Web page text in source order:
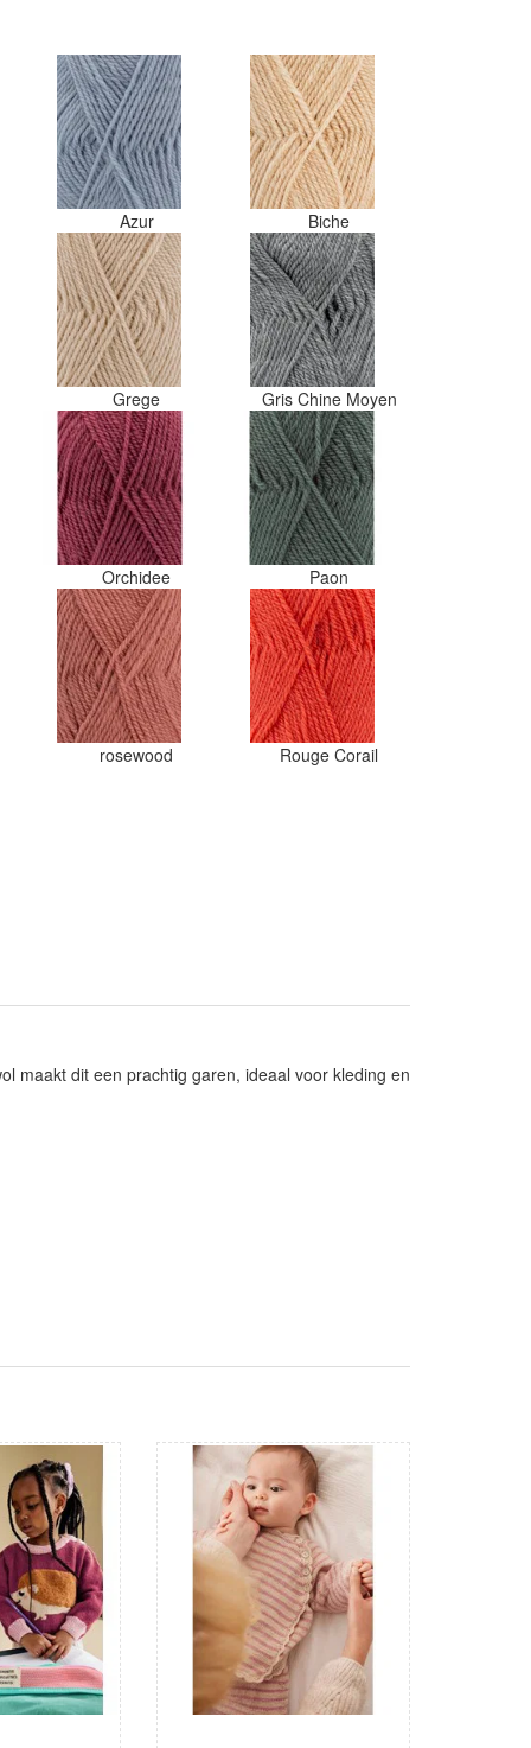
gedaan. Misschien een tip om
kleuren apart in te pakken met
een sticker welke kleur het is?
Desondanks zou ik deze shop
zeker wel aanbevelen wat
de viltwol. Goede prijs/kwaliteit
verhouding.
Azur Biche
Grege Gris Chine Moyen
Orchidee Paon
rosewood Rouge Corail
maakt dit een prachtig garen, ideaal voor kleding en